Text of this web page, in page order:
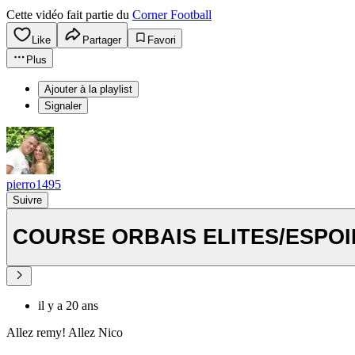
Cette vidéo fait partie du Corner Football
Like Partager
Favori
Plus
Ajouter à la playlist
Signaler
pierro1495
Suivre
COURSE ORBAIS ELITES/
il y a 20 ans
Allez remy! Allez Nico